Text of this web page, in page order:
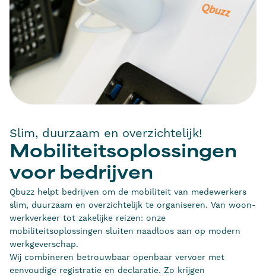
Slim, duurzaam en overzichtelijk!
Mobiliteitsoplossingen
voor bedrijven
Qbuzz helpt bedrijven om de mobiliteit van medewerkers
slim, duurzaam en overzichtelijk te organiseren. Van woon-
werkverkeer tot zakelijke reizen: onze
mobiliteitsoplossingen sluiten naadloos aan op modern
werkgeverschap.
Wij combineren betrouwbaar openbaar vervoer met
eenvoudige registratie en declaratie. Zo krijgen